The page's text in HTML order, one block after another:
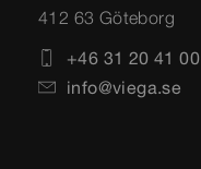
412 63 Göteborg
+46 31 20 41 00
info@viega.se